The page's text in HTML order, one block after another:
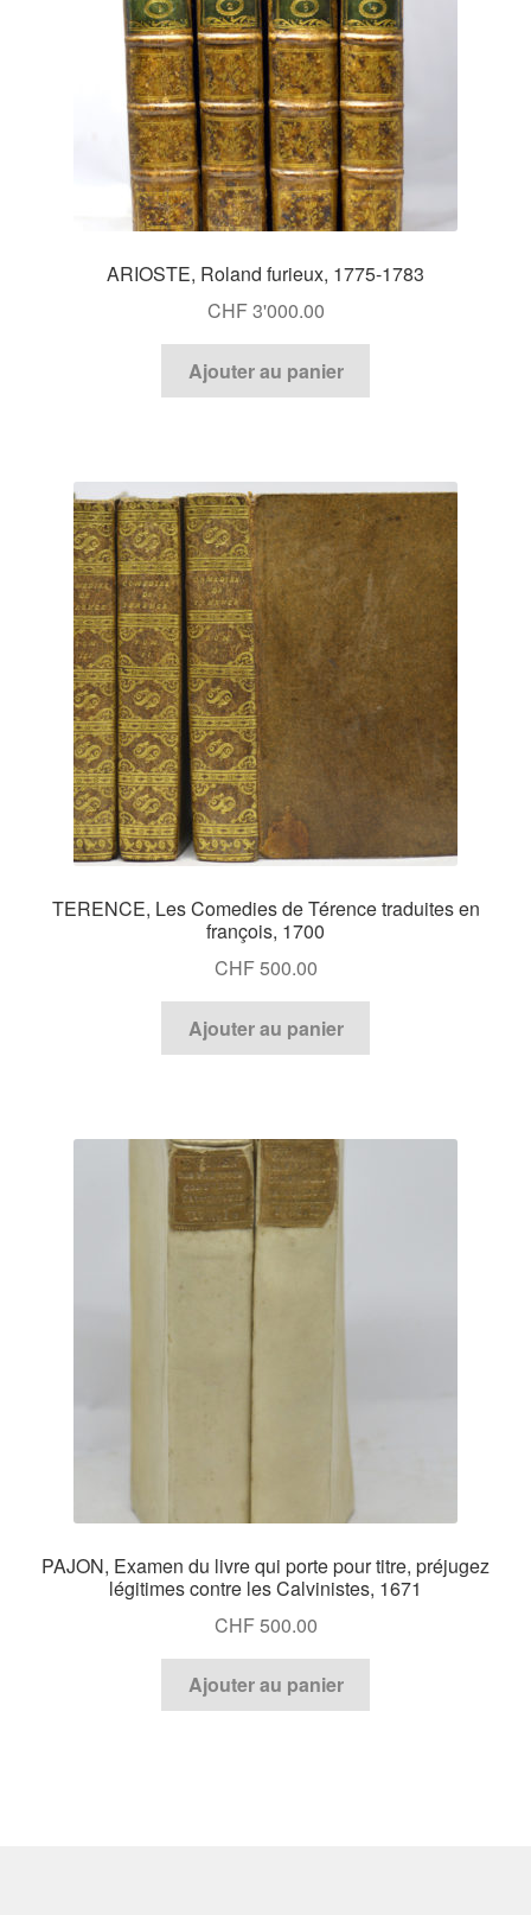
ARIOSTE, Roland furieux, 1775-1783
CHF3'000.00
Ajouter au panier
TERENCE, Les Comedies de Térence traduites en
françois, 1700
CHF500.00
Ajouter au panier
PAJON, Examen du livre qui porte pour titre, préjugez
légitimes contre les Calvinistes, 1671
CHF500.00
Ajouter au panier